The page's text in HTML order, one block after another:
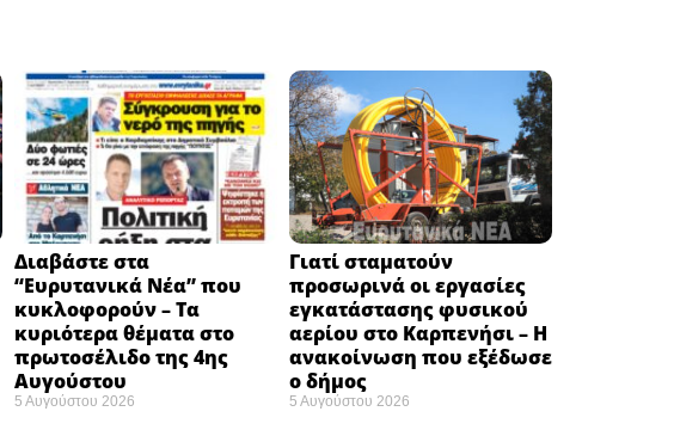
Διαβάστε στα
“Ευρυτανικά Νέα” που
κυκλοφορούν – Τα
κυριότερα θέματα στο
πρωτοσέλιδο της 4ης
Αυγούστου
5 Αυγούστου 2026
Γιατί σταματούν
προσωρινά οι εργασίες
εγκατάστασης φυσικού
αερίου στο Καρπενήσι – Η
ανακοίνωση που εξέδωσε
ο δήμος
5 Αυγούστου 2026